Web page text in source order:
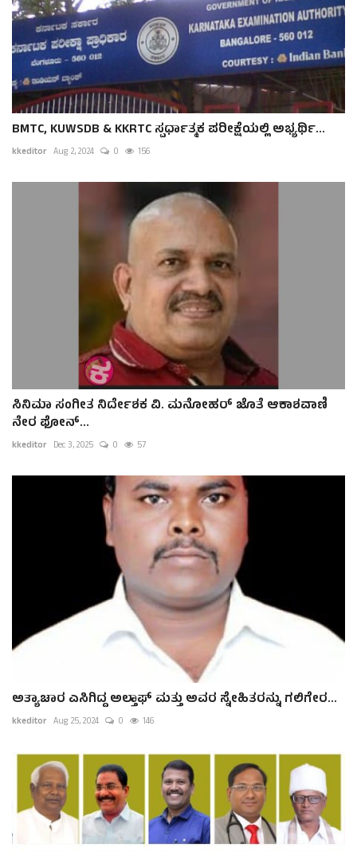
BMTC, KUWSDB & KKRTC ಸ್ಪರ್ಧಾತ್ಮಕ ಪರೀಕ್ಷೆಯಲ್ಲಿ ಅಭ್ಯರ್ಥಿ...
kkeditor Aug 2, 2024 0 156
ಸಿನಿಮಾ ಸಂಗೀತ ನಿರ್ದೇಶಕ ವಿ. ಮನೋಹರ್ ಜೊತೆ ಆಕಾಶವಾಣಿ
ನೇರ ಫೋನ್...
kkeditor Dec 3, 2025 0 57
ಅತ್ಯಾಚಾರ ಎಸಿಗಿದ್ದ ಅಲ್ತಾಫ್ ಮತ್ತು ಅವರ ಸ್ನೇಹಿತರನ್ನು ಗಲಿಗೇರ...
kkeditor Aug 25, 2024 0 146